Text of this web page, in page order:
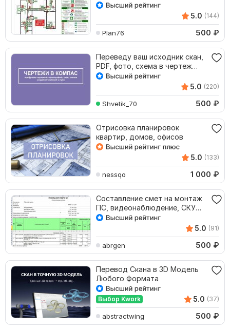
5.0 (144)
Plan76 500 ₽
Переведу ваш исходник скан,
PDF, фото, схема в чертеж
компас
5.0 (220)
Shvetik_70 500 ₽
Отрисовка планировок
квартир, домов, офисов
5.0 (133)
nessqo 1 000 ₽
Составление смет на монтаж
ПС, видеонаблюдение, СКУД,
СКС, ОС, ВОЛС
5.0 (91)
abrgen 500 ₽
Перевод Скана в 3D Модель
Любого Формата
Выбор Kwork 5.0 (37)
abstractwing 500 ₽